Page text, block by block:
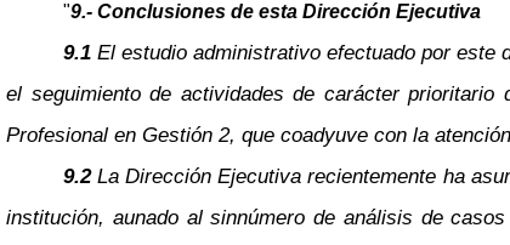
"9.- Conclusiones de esta Dirección Ejecutiva
9.1 El estudio administrativo efectuado por este
el seguimiento de actividades de carácter
Profesional en Gestión 2, que coadyuve con la
9.2La Dirección Ejecutiva recientemente ha
institución, aunado al sinnúmero de análisis de